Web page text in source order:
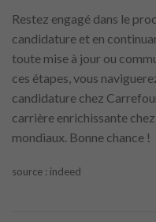
Restez engagé dans le
candidature et en
toute mise à jour ou
ces étapes, vous
candidature chez
carrière enrichissante
mondiaux. Bonne chance !
source : indeed